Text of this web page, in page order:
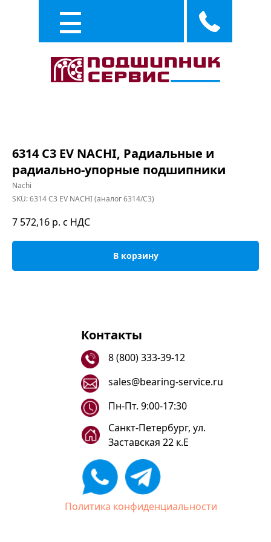
6314 C3 EV NACHI, Радиальные и
радиально-упорные подшипники
Nachi
SKU:6314 C3 EV NACHI (аналог 6314/C3)
7 572,16 р. с НДС
В корзину
Контакты
8 (800) 333-39-12
sales@bearing-service.ru
Санкт-Петербург, ул.
Заставская 22 к.Е
Пн-Пт. 9:00-17:30
Политика конфиденциальности